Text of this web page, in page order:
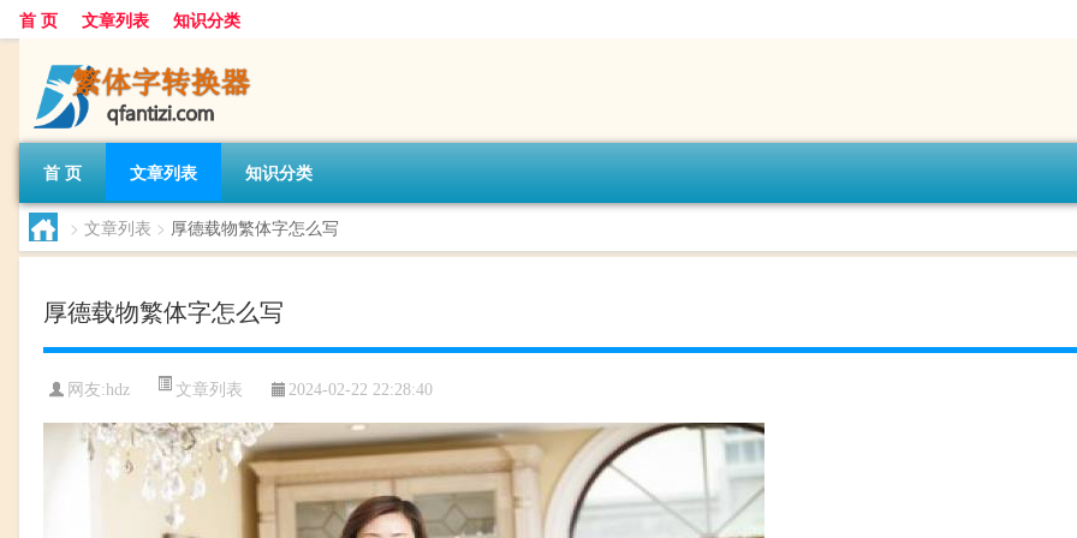
首 页 文章列表 知识分类
首 页 文章列表 知识分类
> 文章列表 > 厚德载物繁体字怎么写
厚德载物繁体字怎么写
网友:hdz 文章列表 2024-02-22 22:28:40